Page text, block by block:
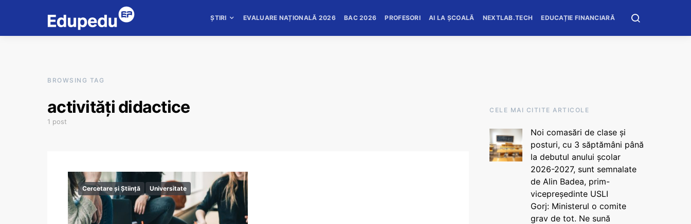
ȘTIRI EVALUARE NAȚIONALĂ 2026 BAC 2026 PROFESORI AI LA ȘCOALĂ NEXTLAB.TECH EDUCAȚIE FINANCIARĂ
BROWSING TAG
activități didactice
1 post
Cercetare și Știință Universitate
CELE MAI CITITE ARTICOLE
Noi comasări de clase și
posturi, cu 3 săptămâni până
la debutul anului școlar
2026-2027, sunt semnalate
de Alin Badea, prim-
vicepreședinte USLI
Gorj: Ministerul o comite
grav de tot. Ne sună